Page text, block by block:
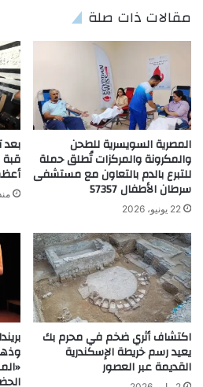
مقالات ذات صلة
المصرية السويسرية للطحن
والمكرونة والمركزات تُطلق حملة
للتبرع بالدم بالتعاون مع مستشفى
سرطان الأطفال 57357
22 يونيو، 2026
قبة
اكتشاف أثري ضخم في محرم بك
يعيد رسم خريطة الإسكندرية
القديمة عبر العصور